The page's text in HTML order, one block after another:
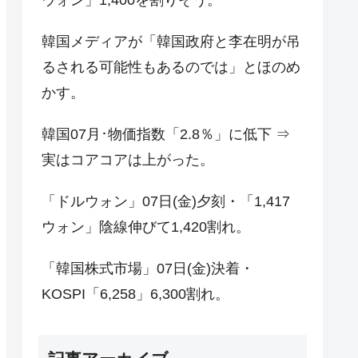
韓国メディアが「韓国政府と李在明が吊
るされる可能性もあるのでは」とほのめ
かす。
韓国07月･物価指数「2.8％」に低下 ⇒
実はコアコアは上がった。
「ドルウォン」07日(金)夕刻・「1,417
ウォン」陰線伸びて1,420割れ。
「韓国株式市場」07日(金)決着・
KOSPI「6,258」6,300割れ。